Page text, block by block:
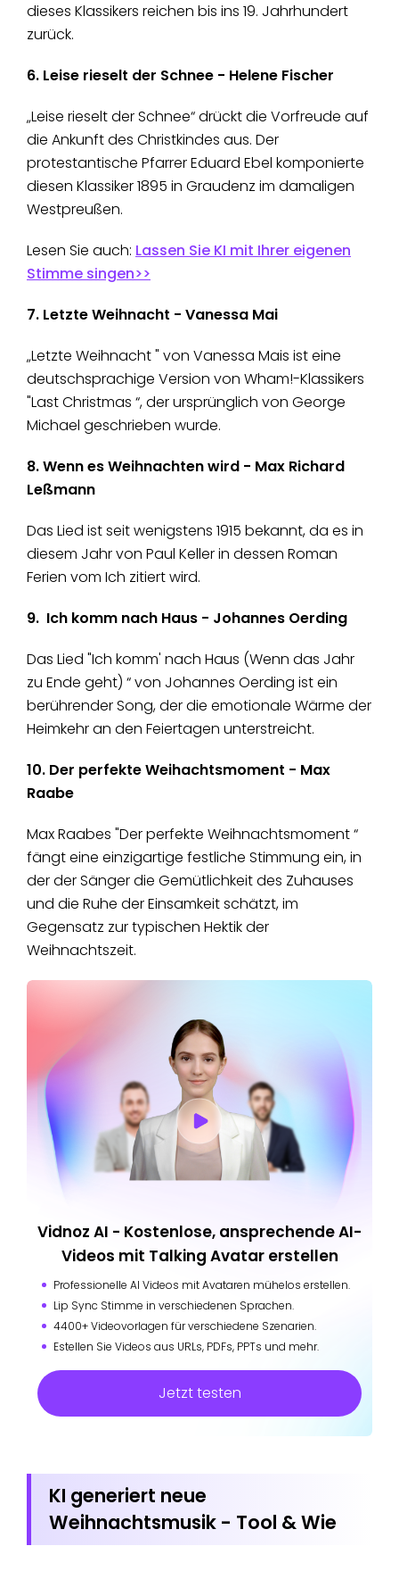
dieses Klassikers reichen bis ins 19. Jahrhundert
zurück.
6. Leise rieselt der Schnee - Helene Fischer
„Leise rieselt der Schnee“ drückt die Vorfreude auf
die Ankunft des Christkindes aus. Der
protestantische Pfarrer Eduard Ebel komponierte
diesen Klassiker 1895 in Graudenz im damaligen
Westpreußen.
Lesen Sie auch: Lassen Sie KI mit Ihrer eigenen
Stimme singen>>
7. Letzte Weihnacht - Vanessa Mai
„Letzte Weihnacht " von Vanessa Mais ist eine
deutschsprachige Version von Wham!-Klassikers
"Last Christmas “, der ursprünglich von George
Michael geschrieben wurde.
8. Wenn es Weihnachten wird - Max Richard
Leßmann
Das Lied ist seit wenigstens 1915 bekannt, da es in
diesem Jahr von Paul Keller in dessen Roman
Ferien vom Ich zitiert wird.
9. Ich komm nach Haus - Johannes Oerding
Das Lied "Ich komm' nach Haus (Wenn das Jahr
zu Ende geht) “ von Johannes Oerding ist ein
berührender Song, der die emotionale Wärme der
Heimkehr an den Feiertagen unterstreicht.
10. Der perfekte Weihachtsmoment - Max
Raabe
Max Raabes "Der perfekte Weihnachtsmoment “
fängt eine einzigartige festliche Stimmung ein, in
der der Sänger die Gemütlichkeit des Zuhauses
und die Ruhe der Einsamkeit schätzt, im
Gegensatz zur typischen Hektik der
Weihnachtszeit.
Vidnoz AI - Kostenlose, ansprechende AI-
Videos mit Talking Avatar erstellen
Professionelle AI Videos mit Avataren mühelos erstellen.
Lip Sync Stimme in verschiedenen Sprachen.
4400+ Videovorlagen für verschiedene Szenarien.
Estellen Sie Videos aus URLs, PDFs, PPTs und mehr.
Jetzt testen
KI generiert neue
Weihnachtsmusik - Tool & Wie